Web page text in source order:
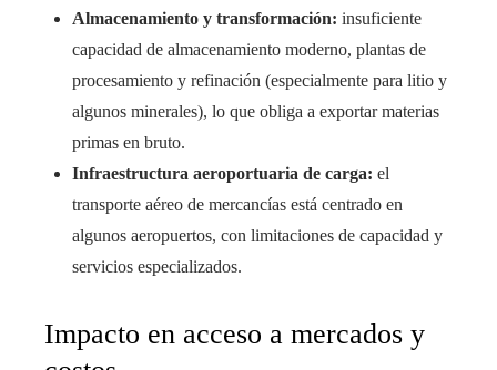
Almacenamiento y transformación: insuficiente
capacidad de almacenamiento moderno, plantas de
procesamiento y refinación (especialmente para litio y
algunos minerales), lo que obliga a exportar materias
primas en bruto.
Infraestructura aeroportuaria de carga: el
transporte aéreo de mercancías está centrado en
algunos aeropuertos, con limitaciones de capacidad y
servicios especializados.
Impacto en acceso a mercados y